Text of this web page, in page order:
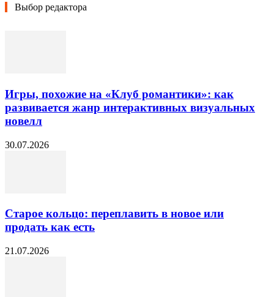
Выбор редактора
Игры, похожие на «Клуб романтики»: как
развивается жанр интерактивных визуальных
новелл
30.07.2026
Старое кольцо: переплавить в новое или
продать как есть
21.07.2026